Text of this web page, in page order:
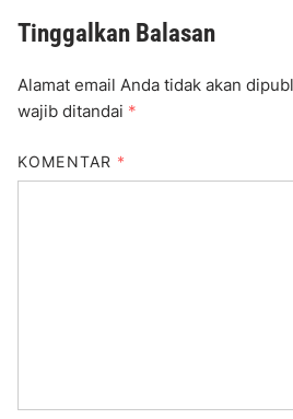
Tinggalkan Balasan
Alamat email Anda tidak akan
wajib ditandai *
KOMENTAR *